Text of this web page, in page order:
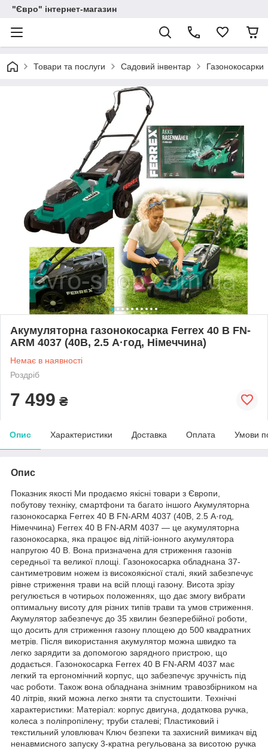
"Євро" інтернет-магазин
Товари та послуги Садовий інвентар Газонокосарки
Акумуляторна газонокосарка Ferrex 40 В FN-
ARM 4037 (40В, 2.5 А·год, Німеччина)
Немає в наявності
Роздріб
7 499 ₴
Опис Характеристики Доставка Оплата Умови
Опис
Показник якості Ми продаємо якісні товари з Європи,
побутову техніку, смартфони та багато іншого Акумуляторна
газонокосарка Ferrex 40 В FN-ARM 4037 (40В, 2.5 А·год,
Німеччина) Ferrex 40 В FN-ARM 4037 — це акумуляторна
газонокосарка, яка працює від літій-іонного акумулятора
напругою 40 В. Вона призначена для стриження газонів
середньої та великої площі. Газонокосарка обладнана 37-
сантиметровим ножем із високоякісної сталі, який забезпечує
рівне стриження трави на всій площі газону. Висота зрізу
регулюється в чотирьох положеннях, що дає змогу вибрати
оптимальну висоту для різних типів трави та умов стриження.
Акумулятор забезпечує до 35 хвилин безперебійної роботи,
що досить для стриження газону площею до 500 квадратних
метрів. Після використання акумулятор можна швидко та
легко зарядити за допомогою зарядного пристрою, що
додається. Газонокосарка Ferrex 40 В FN-ARM 4037 має
легкий та ергономічний корпус, що забезпечує зручність під
час роботи. Також вона обладнана знімним травозбірником на
40 літрів, який можна легко зняти та спустошити. Технічні
характеристики: Матеріал: корпус двигуна, додаткова ручка,
колеса з поліпропілену; труби сталеві; Пластиковий і
текстильний уловлювач Ключ безпеки та захисний вимикач від
ненавмисного запуску 3-кратна регульована за висотою ручка